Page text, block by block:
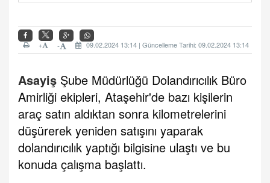
09.02.2024 13:14 | Güncelleme Tarihi: 09.02.2024 13:14
-
+
Asayiş Şube Müdürlüğü Dolandırıcılık Büro
Amirliği ekipleri, Ataşehir'de bazı kişilerin
araç satın aldıktan sonra kilometrelerini
düşürerek yeniden satışını yaparak
dolandırıcılık yaptığı bilgisine ulaştı ve bu
konuda çalışma başlattı.